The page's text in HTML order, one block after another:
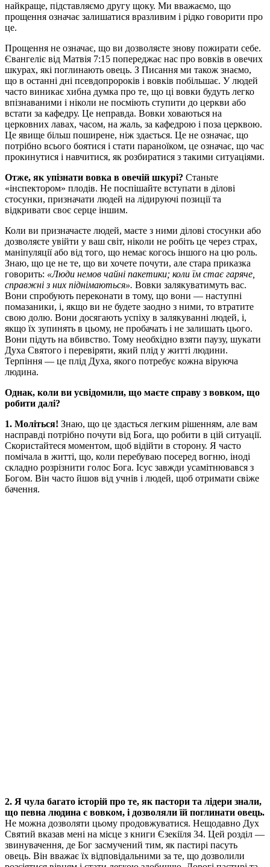
найкраще, підставляємо другу щоку. Ми вважаємо, що
прощення означає залишатися вразливим і рідко говорити про
це.
Прощення не означає, що ви дозволяєте знову пожирати себе.
Євангеліє від Матвія 7:15 попереджає нас про вовків в овечих
шкурах, які поглинають овець. З Писання ми також знаємо,
що в останні дні псевдопророків і вовків побільшає. У людей
часто виникає хибна думка про те, що ці вовки будуть легко
впізнаваними і ніколи не посміють ступити до церкви або
встати за кафедру. Це неправда. Вовки ховаються на
церковних лавах, часом, на жаль, за кафедрою і поза церквою.
Це явище більш поширене, ніж здається. Це не означає, що
потрібно всього боятися і стати параноїком, це означає, що час
прокинутися і навчитися, як розбиратися з такими ситуаціями.
Отже, як упізнати вовка в овечій шкурі? Станьте
«інспектором» плодів. Не поспішайте вступати в ділові
стосунки, призначати людей на лідируючі позиції та
відкривати своє серце іншим.
Коли ви призначаєте людей, маєте з ними ділові стосунки або
дозволяєте увійти у ваш світ, ніколи не робіть це через страх,
маніпуляції або від того, що немає когось іншого на цю роль.
Знаю, що це не те, що ви хочете почути, але стара приказка
говорить: «Люди немов чайні пакетики; коли їм стає гаряче,
справжні з них піднімаються». Вовки залякуватимуть вас.
Вони спробують переконати в тому, що вони — наступні
помазаники, і, якщо ви не будете заодно з ними, то втратите
свою долю. Вони досягають успіху в залякуванні людей, і,
якщо їх зупинять в цьому, не пробачать і не залишать цього.
Вони підуть на вбивство. Тому необхідно взяти паузу, шукати
Духа Святого і перевіряти, який плід у житті людини.
Терпіння — це плід Духа, якого потребує кожна віруюча
людина.
Однак, коли ви усвідомили, що маєте справу з вовком, що
робити далі?
1. Моліться! Знаю, що це здасться легким рішенням, але вам
насправді потрібно почути від Бога, що робити в цій ситуації.
Скористайтеся моментом, щоб відійти в сторону. Я часто
помічала в житті, що, коли перебуваю посеред вогню, іноді
складно розрізнити голос Бога. Ісус завжди усамітнювався з
Богом. Він часто йшов від учнів і людей, щоб отримати свіже
бачення.
2. Я чула багато історій про те, як пастори та лідери знали,
що певна людина є вовком, і дозволяли їй поглинати овець.
Не можна дозволяти цьому продовжуватися. Нещодавно Дух
Святий вказав мені на місце з книги Єзекіїля 34. Цей розділ —
звинувачення, де Бог засмучений тим, як пастирі пасуть
овець. Він вважає їх відповідальними за те, що дозволили